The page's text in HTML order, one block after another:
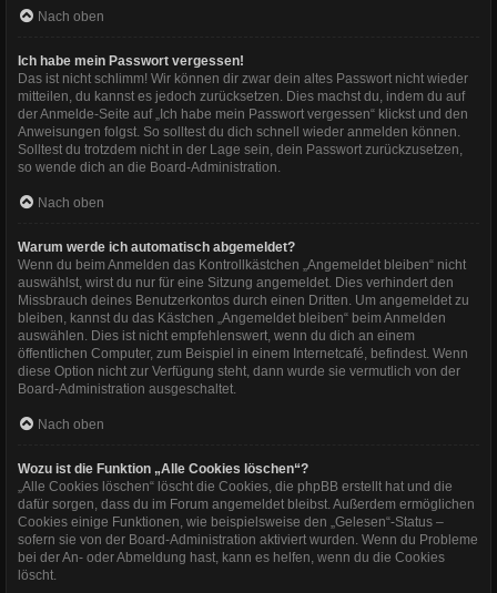
Nach oben
Ich habe mein Passwort vergessen!
Das ist nicht schlimm! Wir können dir zwar dein altes Passwort nicht wieder
mitteilen, du kannst es jedoch zurücksetzen. Dies machst du, indem du auf
der Anmelde-Seite auf „Ich habe mein Passwort vergessen“ klickst und den
Anweisungen folgst. So solltest du dich schnell wieder anmelden können.
Solltest du trotzdem nicht in der Lage sein, dein Passwort zurückzusetzen,
so wende dich an die Board-Administration.
Nach oben
Warum werde ich automatisch abgemeldet?
Wenn du beim Anmelden das Kontrollkästchen „Angemeldet bleiben“ nicht
auswählst, wirst du nur für eine Sitzung angemeldet. Dies verhindert den
Missbrauch deines Benutzerkontos durch einen Dritten. Um angemeldet zu
bleiben, kannst du das Kästchen „Angemeldet bleiben“ beim Anmelden
auswählen. Dies ist nicht empfehlenswert, wenn du dich an einem
öffentlichen Computer, zum Beispiel in einem Internetcafé, befindest. Wenn
diese Option nicht zur Verfügung steht, dann wurde sie vermutlich von der
Board-Administration ausgeschaltet.
Nach oben
Wozu ist die Funktion „Alle Cookies löschen“?
„Alle Cookies löschen“ löscht die Cookies, die phpBB erstellt hat und die
dafür sorgen, dass du im Forum angemeldet bleibst. Außerdem ermöglichen
Cookies einige Funktionen, wie beispielsweise den „Gelesen“-Status –
sofern sie von der Board-Administration aktiviert wurden. Wenn du Probleme
bei der An- oder Abmeldung hast, kann es helfen, wenn du die Cookies
löscht.